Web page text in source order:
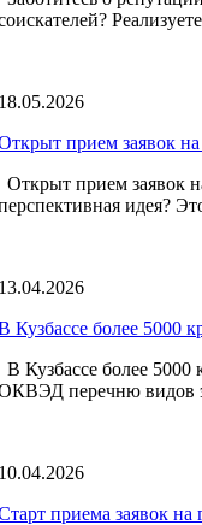
18.05.2026
прием заявок
Открыт прием заявок
идея?
13.04.2026
Кузбассе более 5000
В Кузбассе более
перечню видов
10.04.2026
приема заявок